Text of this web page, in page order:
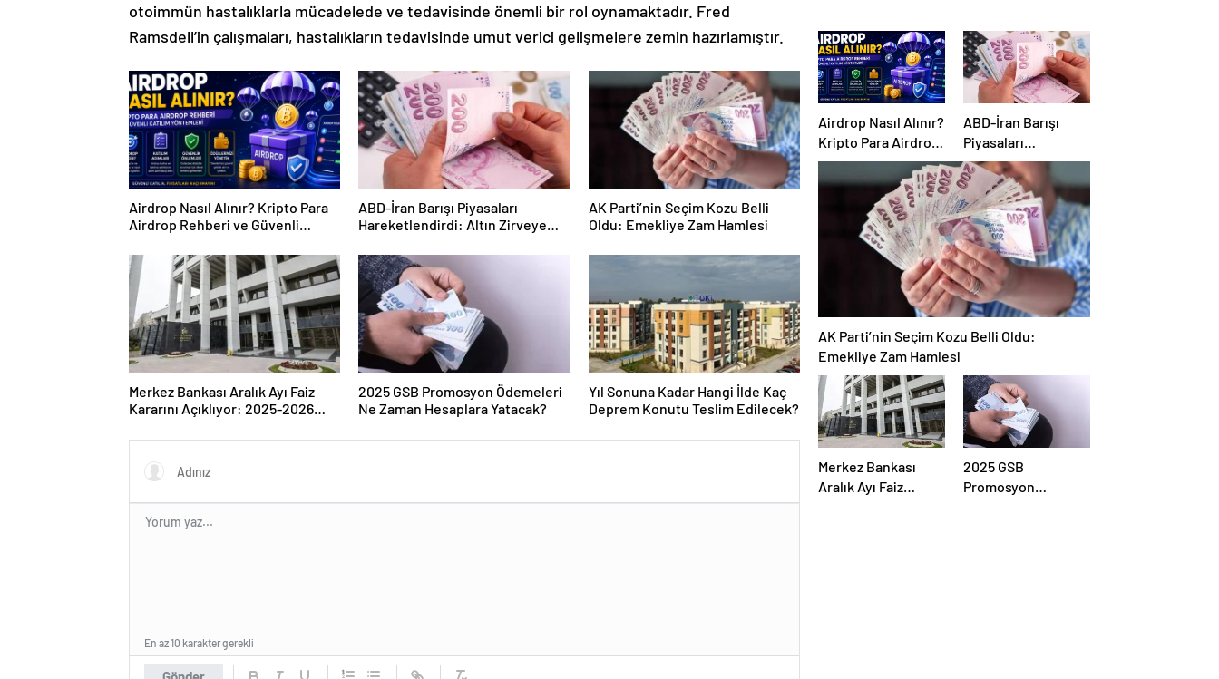
otoimmün hastalıklarla mücadelede ve tedavisinde önemli bir rol oynamaktadır. Fred
Ramsdell’in çalışmaları, hastalıkların tedavisinde umut verici gelişmelere zemin hazırlamıştır.
Airdrop Nasıl Alınır? Kripto Para
Airdrop Rehberi ve Güvenli
ABD-İran Barışı Piyasaları
Hareketlendirdi: Altın Zirveye
AK Parti’nin Seçim Kozu Belli
Oldu: Emekliye Zam Hamlesi
Merkez Bankası Aralık Ayı Faiz
Kararını Açıklıyor: 2025-2026
2025 GSB Promosyon Ödemeleri
Ne Zaman Hesaplara Yatacak?
Yıl Sonuna Kadar Hangi İlde Kaç
Deprem Konutu Teslim Edilecek?
En az 10 karakter gerekli
Airdrop Nasıl Alınır?
Kripto Para Airdrop
Rehberi ve Güvenli
Katılım Yöntemleri
ABD-İran Barışı
Piyasaları
Hareketlendirdi:
Altın Zirveye
Çıkarken Petrol
Geriledi
AK Parti’nin Seçim Kozu Belli Oldu:
Emekliye Zam Hamlesi
Merkez Bankası
Aralık Ayı Faiz
2025 GSB
Promosyon